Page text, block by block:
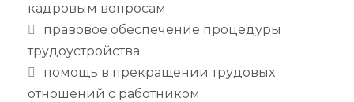
кадровым вопросам
правовое обеспечение процедуры
трудоустройства
помощь в прекращении трудовых
отношений с работником